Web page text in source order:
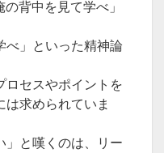
背中を見て学べ」
べ」といった精神論
ロセスやポイントを
求められていま
」と嘆くのは、リー